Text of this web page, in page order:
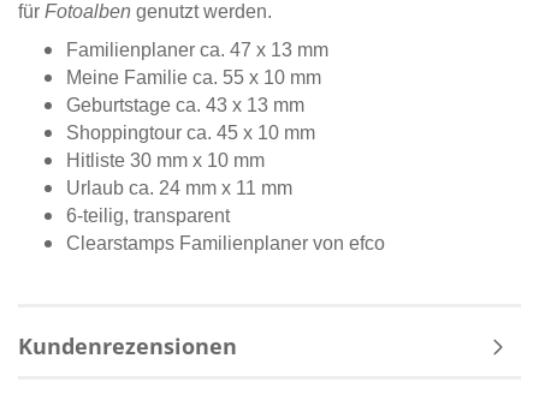
für Fotoalben genutzt werden.
Familienplaner ca. 47 x 13 mm
Meine Familie ca. 55 x 10 mm
Geburtstage ca. 43 x 13 mm
Shoppingtour ca. 45 x 10 mm
Hitliste 30 mm x 10 mm
Urlaub ca. 24 mm x 11 mm
6-teilig, transparent
Clearstamps Familienplaner von efco
Kundenrezensionen